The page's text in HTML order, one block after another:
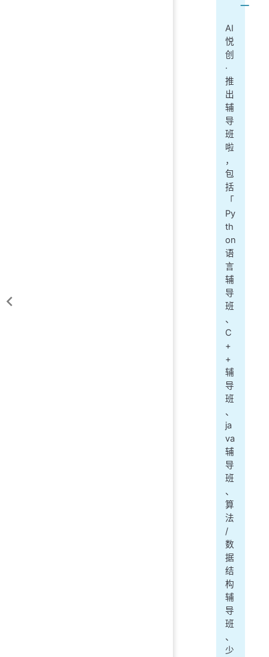
一
AI
悦
创
·
推
出
辅
导
班
啦
，
包
括
「
Py
th
on
语
言
辅
导
班
、
C
+
+
辅
导
班
、
ja
va
辅
导
班
、
算
法
/
数
据
结
构
辅
导
班
、
少